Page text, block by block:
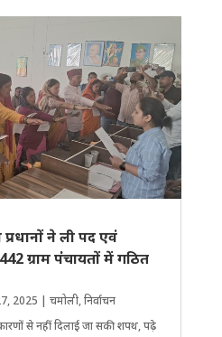
प्रधानों ने ली पद एवं
ग्राम पंंचायतों में गठित
2025 | चमोली,निर्वाचन
कारणों से नहीं दिलाई जा सकी शपथ, पढ़े